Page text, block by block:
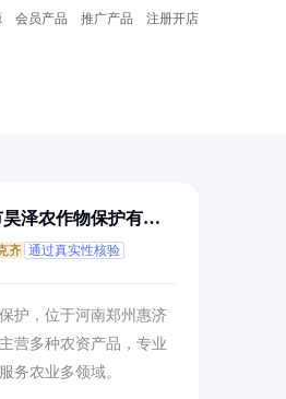
会员产品 推广产品 注册开店
泽农作物保护有限
齐 通过真实性核验
护，位于河南郑州惠济
营多种农资产品，专业
务农业多领域。